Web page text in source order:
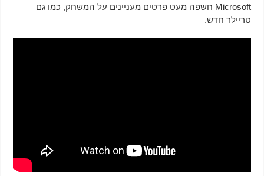
Microsoft חשפה מעט פרטים מעניינים על המשחק, כמו גם
טריילר חדש.